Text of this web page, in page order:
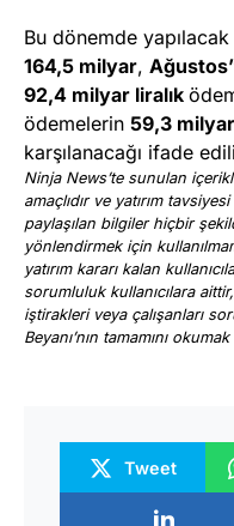
Bu dönemde
164,5 milyar,
92,4 milyar liralık
ödemelerin 59,3 milyar
karşılanacağı ifade
Ninja News’te sunulan
amaçlıdır ve yatırım
paylaşılan bilgiler hiçbir
yönlendirmek için
yatırım kararı kalan
sorumluluk kullanıcılara
iştirakleri veya çalışanları
Beyanı’nın tamamını
Tweet